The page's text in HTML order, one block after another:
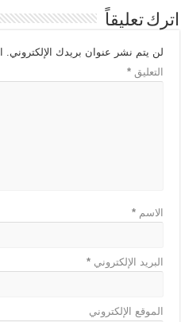
اترك تعليقاً
لن يتم نشر عنوان بريدك الإلكتروني.
التعليق*
الاسم*
البريد الإلكتروني*
الموقع الإلكتروني